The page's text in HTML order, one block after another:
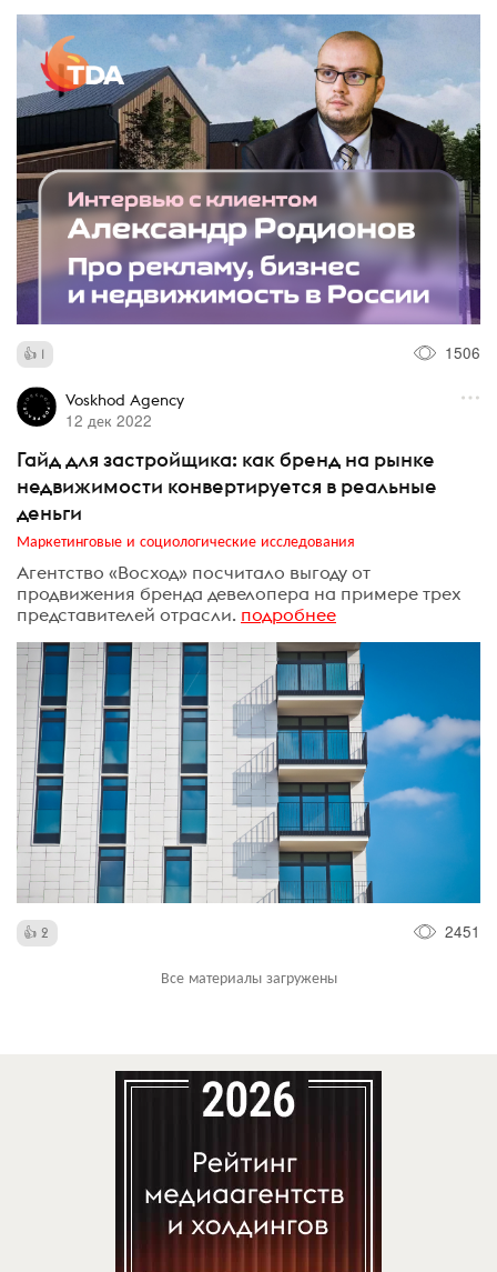
1 1506
Voskhod Agency
12 дек 2022
Гайд для застройщика: как бренд на рынке
недвижимости конвертируется в реальные
деньги
Маркетинговые и социологические исследования
Агентство «Восход» посчитало выгоду от
продвижения бренда девелопера на примере трех
представителей отрасли. подробнее
2 2451
Все материалы загружены